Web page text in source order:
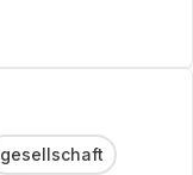
gesellschaft